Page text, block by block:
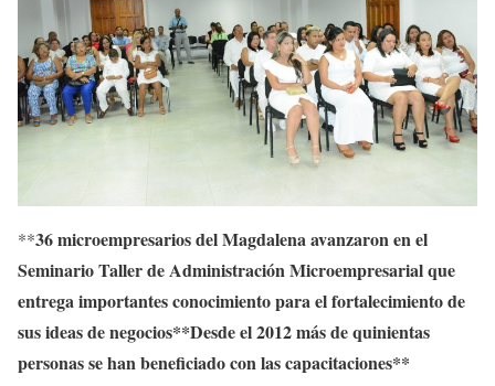
**36 microempresarios del Magdalena avanzaron en el
Seminario Taller de Administración Microempresarial que
entrega importantes conocimiento para el fortalecimiento de
sus ideas de negocios**Desde el 2012 más de quinientas
personas se han beneficiado con las capacitaciones**